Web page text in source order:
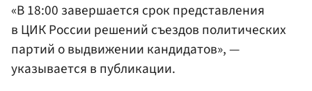
«В 18:00 завершается срок представления
в ЦИК России решений съездов политических
партий о выдвижении кандидатов», —
указывается в публикации.